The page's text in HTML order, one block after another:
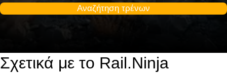
Αναζήτηση τρένων
Σχετικά με το Rail.Ninja